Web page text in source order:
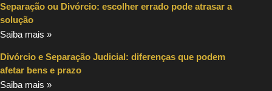
Separação ou Divórcio: escolher errado pode atrasar a
solução
Saiba mais »
Divórcio e Separação Judicial: diferenças que podem
afetar bens e prazo
Saiba mais »